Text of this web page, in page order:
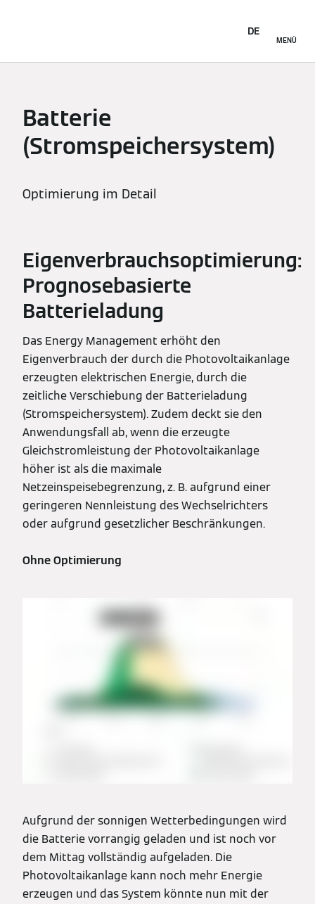
MENÜ
DE
Batterie
(Stromspeichersystem)
Optimierung im Detail
Eigenverbrauchsoptimierung:
Prognosebasierte
Batterieladung
Das Energy Management erhöht den
Eigenverbrauch der durch die Photovoltaikanlage
erzeugten elektrischen Energie, durch die
zeitliche Verschiebung der Batterieladung
(Stromspeichersystem). Zudem deckt sie den
Anwendungsfall ab, wenn die erzeugte
Gleichstromleistung der Photovoltaikanlage
höher ist als die maximale
Netzeinspeisebegrenzung, z. B. aufgrund einer
geringeren Nennleistung des Wechselrichters
oder aufgrund gesetzlicher Beschränkungen.
Ohne Optimierung
Aufgrund der sonnigen Wetterbedingungen wird
die Batterie vorrangig geladen und ist noch vor
dem Mittag vollständig aufgeladen. Die
Photovoltaikanlage kann noch mehr Energie
erzeugen und das System könnte nun mit der